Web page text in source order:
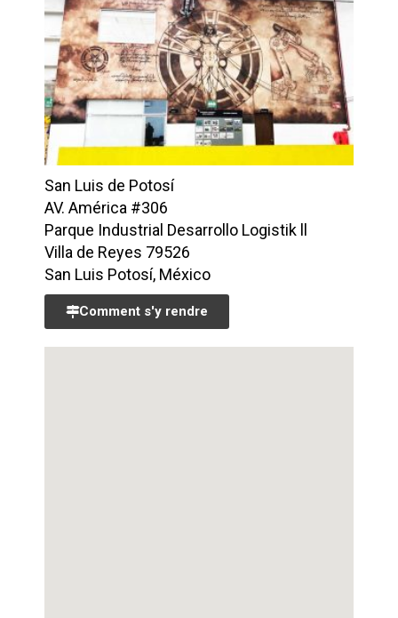
San Luis de Potosí
AV. América #306
Parque Industrial Desarrollo Logistik ll
Villa de Reyes 79526
San Luis Potosí, México
Comment s'y rendre